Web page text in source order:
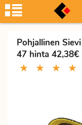
Pohjallinen
47 hinta 42,38€
★ ★ ★ ★